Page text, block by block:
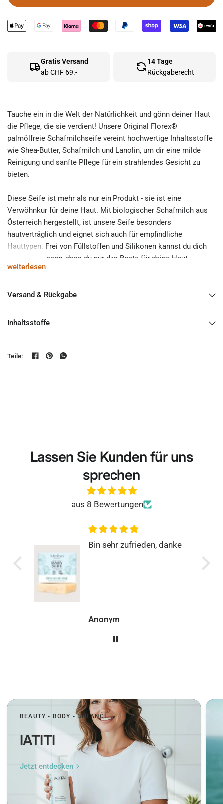
Gratis Versand
ab CHF 69.-
14 Tage
Rückgaberecht
Tauche ein in die Welt der Natürlichkeit und gönn deiner Haut
die Pflege, die sie verdient! Unsere Original Florex®
palmölfreie Schafmilchseife vereint hochwertige Inhaltsstoffe
wie Shea-Butter, Schafmilch und Lanolin, um dir eine milde
Reinigung und sanfte Pflege für ein strahlendes Gesicht zu
bieten.
Diese Seife ist mehr als nur ein Produkt - sie ist eine
Verwöhnkur für deine Haut. Mit biologischer Schafmilch aus
Österreich hergestellt, ist unsere Seife besonders
hautverträglich und eignet sich auch für empfindliche
Hauttypen. Frei von Füllstoffen und Silikonen kannst du dich
darauf verlassen, dass du nur das Beste für deine Haut
verwendest.
Erlebe die pure Natürlichkeit und spüre den Unterschied mit
dir das Gefühl von Luxus und Wohlbefinden bei jeder
einzigartigen Seife. Gönn dir das Beste - du hast es verdient!
weiterlesen
Versand & Rückgabe
Inhaltsstoffe
Teile:
Lassen Sie Kunden für uns
sprechen
aus 8 Bewertungen
Rundum zufrieden
Peer
BEAUTY - BODY - BALANCE
IATITI
Jetzt entdecken